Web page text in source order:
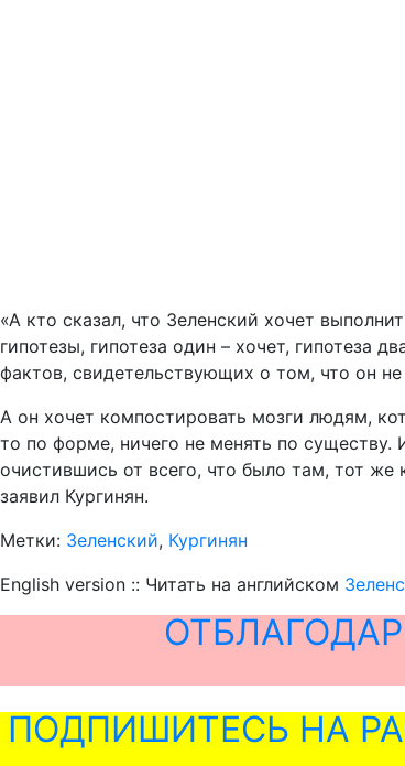
«А кто сказал, что Зеленский хочет
гипотезы, гипотеза один – хочет, гипотеза
фактов, свидетельствующих о том, что он
А он хочет компостировать мозги людям,
то по форме, ничего не менять по существу.
очистившись от всего, что было там, тот же
заявил Кургинян.
Метки: Зеленский, Кургинян
English version :: Читать на английском
ПОДПИШИТЕСЬ НА